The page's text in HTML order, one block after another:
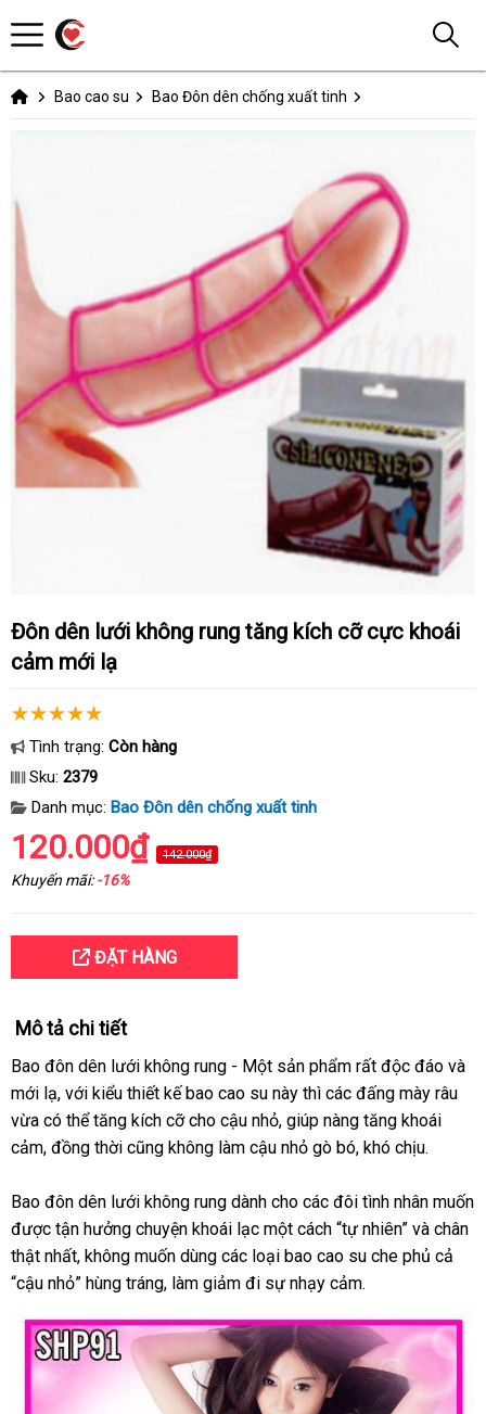
Bao cao su Bao Đôn dên chống xuất tinh
Đôn dên lưới không rung tăng kích cỡ cực khoái
cảm mới lạ
Tình trạng: Còn hàng
Sku: 2379
Danh mục: Bao Đôn dên chống xuất tinh
120.000₫ 142.000₫
Khuyến mãi:-16%
ĐẶT HÀNG
Mô tả chi tiết
Bao đôn dên lưới không rung - Một sản phẩm thông
minh
rất độc đáo tiết
kiệm
và
mới lạđẹp
, nổi
tiếng
với kiểu thiết kế bao cao su này online
thì đắt
nhất
các đấng mày râu
vừa thế
giới
có thể tăng kích cỡ cho cậu nhỏrẻ
nhất
, giúp nàng tăng khoái
cảmphụ
, đồng thời nước
cũng không làm cậu nhỏ gò bóbáo
, khó chịu.
Bao đôn dên lưới không rung dành cho địa
chỉ
các đôi tình nhân muốn
showroom
được tận hưởng chuyện khoái lạc một cách “tự nhiên” xưởng
và chân
thật nhấtđánh
giá
, không muốn dùng có
nên
các loại bao cao su che phủ cả
“cậu nhỏ” hùng trángkhuyến
, làm giảm đi sự nhạy cảm.